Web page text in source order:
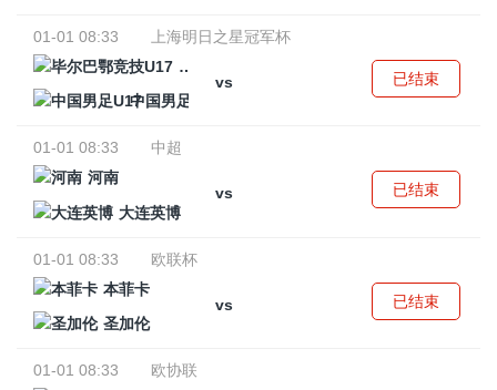
01-01 08:33
上海明日之星冠军杯
毕尔巴鄂竞技U17
vs
中国男足U17
已结束
01-01 08:33
中超
河南
vs
大连英博
已结束
01-01 08:33
欧联杯
本菲卡
vs
圣加伦
已结束
01-01 08:33
欧协联